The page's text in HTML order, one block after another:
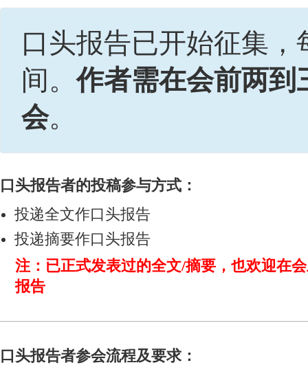
口头报告已开始征集
间。作者需在会前两到
会。
口头报告者的投稿参与方式：
投递全文作口头报告
投递摘要作口头报告
注：已正式发表过的全文/摘要，也欢迎在
报告
口头报告者参会流程及要求：